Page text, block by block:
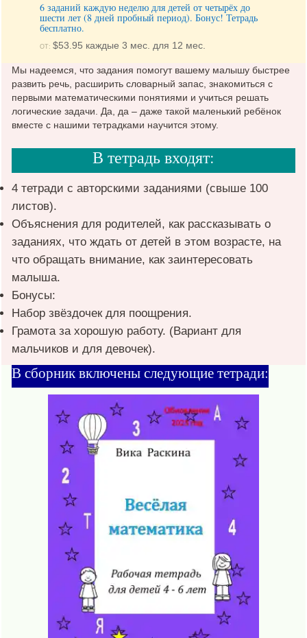
6 заданий каждую неделю для детей от четырёх до
шести лет (8 дней пробный период). Бонус! Тетрадь
бесплатно.
ОТ:$53.95 каждые 3 мес. для 12 мес.
Мы надеемся, что задания помогут вашему малышу быстрее
развить речь, расширить словарный запас, знакомиться с
первыми математическими понятиями и учиться решать
логические задачи. Да, да – даже такой маленький ребёнок
вместе с нашими тетрадками научится этому.
В тетрадь входят:
4 тетради с авторскими заданиями (свыше 100
листов).
Объяснения для родителей, как рассказывать о
заданиях, что ждать от детей в этом возрасте, на
что обращать внимание, как заинтересовать
малыша.
Бонусы:
Набор звёздочек для поощрения.
Грамота за хорошую работу. (Вариант для
мальчиков и для девочек).
В сборник включены следующие тетради: